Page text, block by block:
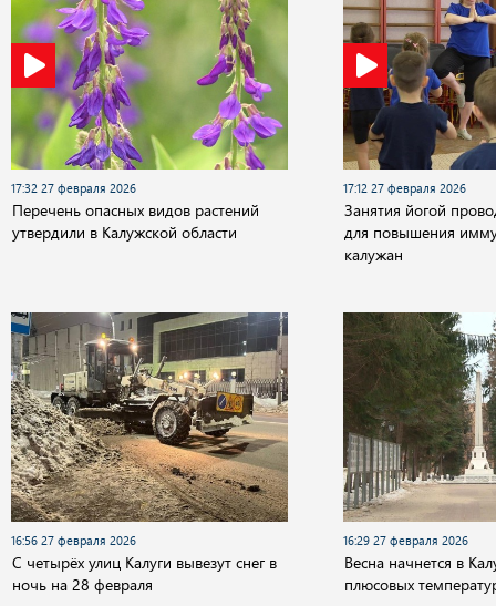
17:32 27 февраля 2026
Перечень опасных видов растений
утвердили в Калужской области
17:12 27 февраля 2026
Занятия йогой
для повышения
калужан
16:56 27 февраля 2026
С четырёх улиц Калуги вывезут снег в
ночь на 28 февраля
16:29 27 февраля 2026
Весна начнется в
плюсовых